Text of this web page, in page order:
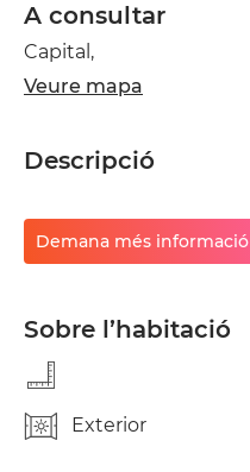
A consultar
Capital,
Veure mapa
Descripció
Demana més informació
Sobre l’habitació
Exterior